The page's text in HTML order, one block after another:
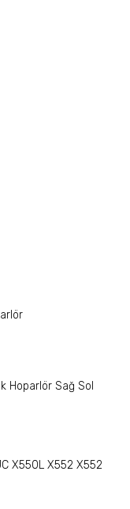
Hoparlör Sağ Sol
X550L X552 X552